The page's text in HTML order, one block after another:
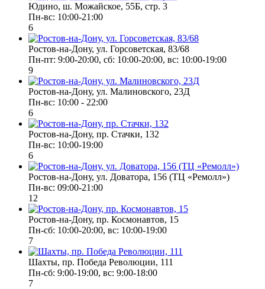
Юдино, ш. Можайское, 55Б, стр. 3
Пн-вс: 10:00-21:00
6
Ростов-на-Дону, ул. Горсоветская, 83/68
Пн-пт: 9:00-20:00, сб: 10:00-20:00, вс: 10:00-19:00
9
Ростов-на-Дону, ул. Малиновского, 23Д
Пн-вс: 10:00 - 22:00
6
Ростов-на-Дону, пр. Стачки, 132
Пн-вс: 10:00-19:00
6
Ростов-на-Дону, ул. Доватора, 156 (ТЦ «Ремолл»)
Пн-вс: 09:00-21:00
12
Ростов-на-Дону, пр. Космонавтов, 15
Пн-сб: 10:00-20:00, вс: 10:00-19:00
7
Шахты, пр. Победа Революции, 111
Пн-сб: 9:00-19:00, вс: 9:00-18:00
7